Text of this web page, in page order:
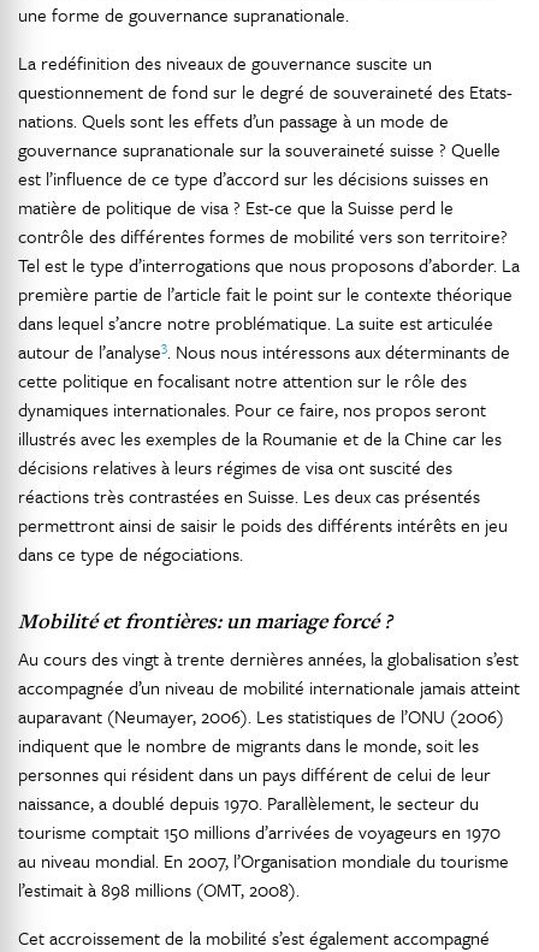
une forme de gouvernance supranationale.
La redéfinition des niveaux de gouvernance suscite un
questionnement de fond sur le degré de souveraineté des Etats-
nations. Quels sont les effets d’un passage à un mode de
gouvernance supranationale sur la souveraineté suisse ? Quelle
est l’influence de ce type d’accord sur les décisions suisses en
matière de politique de visa ? Est-ce que la Suisse perd le
contrôle des différentes formes de mobilité vers son territoire?
Tel est le type d’interrogations que nous proposons d’aborder. La
première partie de l’article fait le point sur le contexte théorique
dans lequel s’ancre notre problématique. La suite est articulée
autour de l’analyse3. Nous nous intéressons aux déterminants de
cette politique en focalisant notre attention sur le rôle des
dynamiques internationales. Pour ce faire, nos propos seront
illustrés avec les exemples de la Roumanie et de la Chine car les
décisions relatives à leurs régimes de visa ont suscité des
réactions très contrastées en Suisse. Les deux cas présentés
permettront ainsi de saisir le poids des différents intérêts en jeu
dans ce type de négociations.
Mobilité et frontières: un mariage forcé ?
Au cours des vingt à trente dernières années, la globalisation s’est
accompagnée d’un niveau de mobilité internationale jamais atteint
auparavant (Neumayer, 2006). Les statistiques de l’ONU (2006)
indiquent que le nombre de migrants dans le monde, soit les
personnes qui résident dans un pays différent de celui de leur
naissance, a doublé depuis 1970. Parallèlement, le secteur du
tourisme comptait 150 millions d’arrivées de voyageurs en 1970
au niveau mondial. En 2007, l’Organisation mondiale du tourisme
l’estimait à 898 millions (OMT, 2008).
Cet accroissement de la mobilité s’est également accompagné